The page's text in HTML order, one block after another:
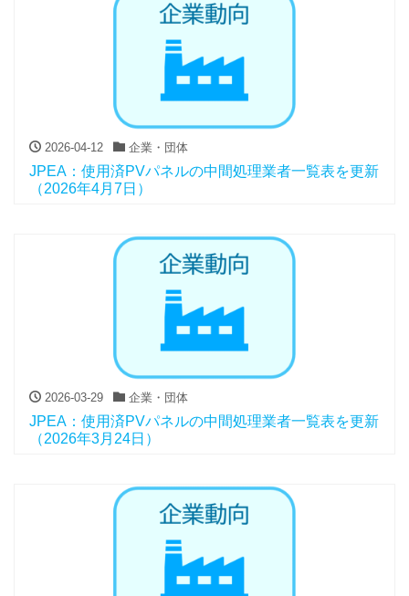
2026-04-12 企業・団体
JPEA：使用済PVパネルの中間処理業者一覧表を更新
（2026年4月7日）
2026-03-29 企業・団体
JPEA：使用済PVパネルの中間処理業者一覧表を更新
（2026年3月24日）